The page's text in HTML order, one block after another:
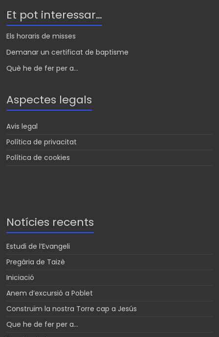
Et pot interessar…
Els horaris de misses
Demanar un certificat de baptisme
Què he de fer per a...
Aspectes legals
Avis legal
Política de privacitat
Política de cookies
Notícies recents
Estudi de l’Evangeli
Pregària de Taizè
Iniciació
Anem d’excursió a Poblet
Construïm la nostra Torre cap a Jesús
Que he de fer per a…